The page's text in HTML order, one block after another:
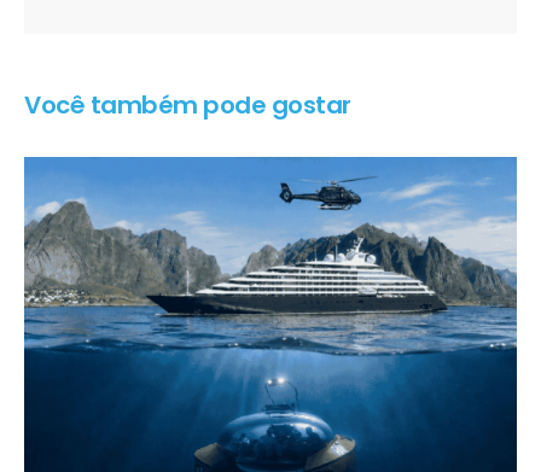
Você também pode gostar